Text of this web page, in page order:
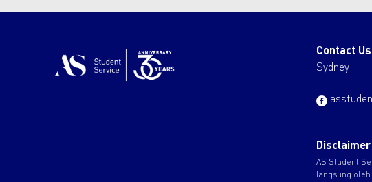
Contact Us
Sydney
Disclaimer
AS Student
langsung